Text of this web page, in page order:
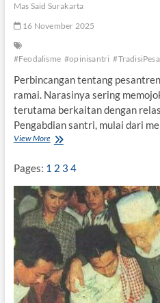
t
m
e
a
n
r
e
n
Mas Said Surakarta
16 November 2025
#Feodalisme #opinisantri
Perbincangan tentang
ramai. Narasinya sering
terutama berkaitan dengan
Pengabdian santri, mulai dari
View MoreT
d
i
s
i
P
e
a
n
t
Pages: 1 2 3 4